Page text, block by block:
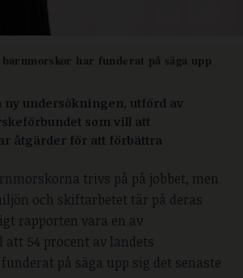
har funderat på säga upp
ny undersökningen, utförd av
som vill att
åtgärder för att förbättra
trivs på på jobbet, men
och skiftarbetet tär på deras
rapporten vara en av
54 procent av landets
på säga upp sig det senaste